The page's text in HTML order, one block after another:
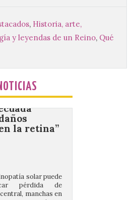
, Historia, arte,
y leyendas de un Reino, Qué
la retina”
en la
y colores. El
del Hospital